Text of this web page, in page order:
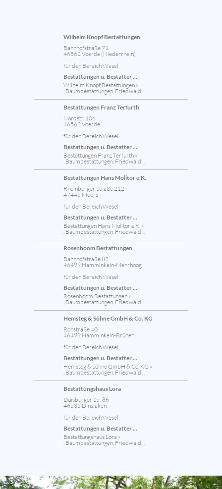
Wilhelm Knopf Bestattungen
Bahnhofstraße 71
46562 Voerde (Niederrhein)
für den Bereich Wesel
Bestattungen u. Bestatter ...
Wilhelm Knopf Bestattungen »
, Baumbestattungen, Friedwald , ,
Bestattungen Franz Terfurth
Nordstr. 106
46562 Voerde
für den Bereich Wesel
Bestattungen u. Bestatter ...
Bestattungen Franz Terfurth »
, Baumbestattungen, Friedwald , ,
Bestattungen Hans Molitor e.K.
Rheinberger Straße 212
47445 Moers
für den Bereich Wesel
Bestattungen u. Bestatter ...
Bestattungen Hans Molitor e.K. »
, Baumbestattungen, Friedwald , ,
Rosenboom Bestattungen
Bahnhofstraße 82
46499 Hamminkeln-Mehrhoog
für den Bereich Wesel
Bestattungen u. Bestatter ...
Rosenboom Bestattungen »
, Baumbestattungen, Friedwald , ,
Hemsteg & Söhne GmbH & Co. KG
Rohstraße 40
46499 Hamminkeln-Brünen
für den Bereich Wesel
Bestattungen u. Bestatter ...
Hemsteg & Söhne GmbH & Co. KG »
, Baumbestattungen, Friedwald , ,
Bestattungshaus Lora
Duisburger Str. 86
46535 Dinslaken
für den Bereich Wesel
Bestattungen u. Bestatter ...
Bestattungshaus Lora »
, Baumbestattungen, Friedwald , ,